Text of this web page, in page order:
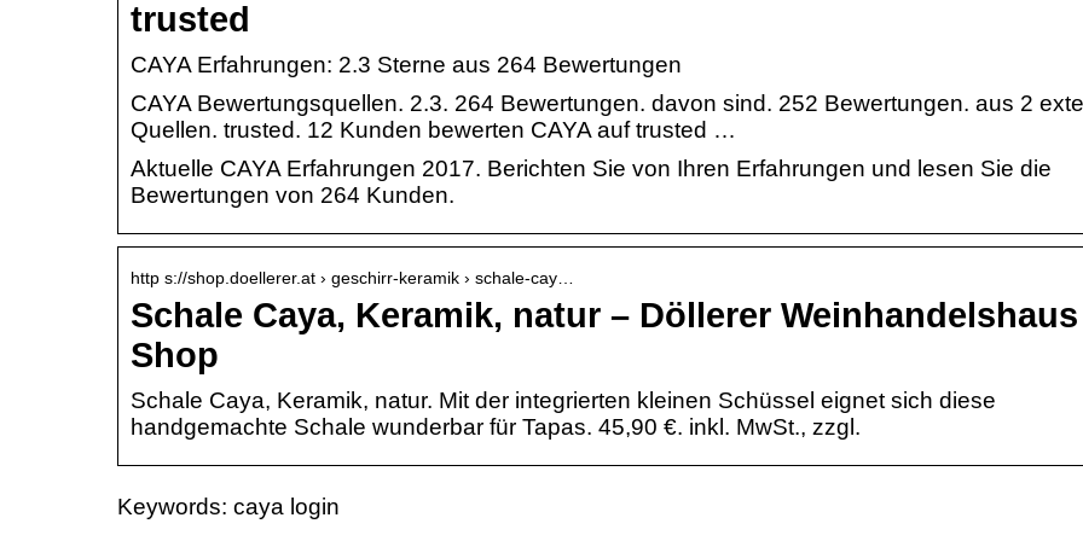
trusted
CAYA Erfahrungen: 2.3 Sterne aus 264 Bewertungen
CAYA Bewertungsquellen. 2.3. 264 Bewertungen. davon sind. 252 Bewertungen. aus 2
Quellen. trusted. 12 Kunden bewerten CAYA auf trusted …
Aktuelle CAYA Erfahrungen 2017. Berichten Sie von Ihren Erfahrungen und lesen Sie die
Bewertungen von 264 Kunden.
http s://shop.doellerer.at › geschirr-keramik › schale-cay…
Schale Caya, Keramik, natur – Döllerer Weinhandelshaus
Shop
Schale Caya, Keramik, natur. Mit der integrierten kleinen Schüssel eignet sich diese
handgemachte Schale wunderbar für Tapas. 45,90 €. inkl. MwSt., zzgl.
Keywords: caya login